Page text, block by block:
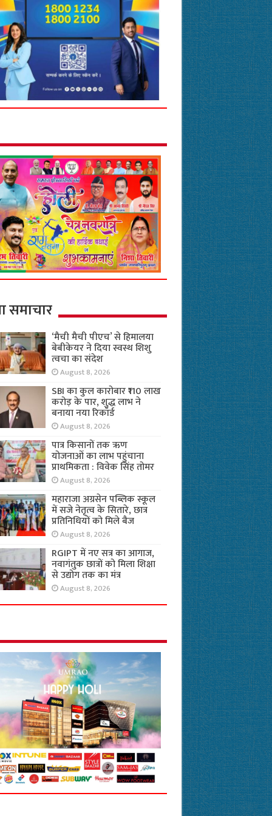
समाचार
‘मैची मैची पीएच’ से हिमालया
बेबीकेयर ने दिया स्वस्थ शिशु
त्वचा का संदेश
August 8, 2026
SBI का कुल कारोबार ₹110 लाख
करोड़ के पार, शुद्ध लाभ ने
बनाया नया रिकॉर्ड
August 8, 2026
पात्र किसानों तक ऋण
योजनाओं का लाभ पहुंचाना
प्राथमिकता : विवेक सिंह तोमर
August 8, 2026
महाराजा अग्रसेन पब्लिक स्कूल
में सजे नेतृत्व के सितारे, छात्र
प्रतिनिधियों को मिले बैज
August 8, 2026
RGIPT में नए सत्र का आगाज,
नवागंतुक छात्रों को मिला शिक्षा
से उद्योग तक का मंत्र
August 8, 2026